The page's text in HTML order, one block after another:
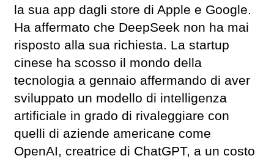
la sua app dagli store di Apple e Google.
Ha affermato che DeepSeek non ha mai
risposto alla sua richiesta. La startup
cinese ha scosso il mondo della
tecnologia a gennaio affermando di aver
sviluppato un modello di intelligenza
artificiale in grado di rivaleggiare con
quelli di aziende americane come
OpenAI, creatrice di ChatGPT, a un costo